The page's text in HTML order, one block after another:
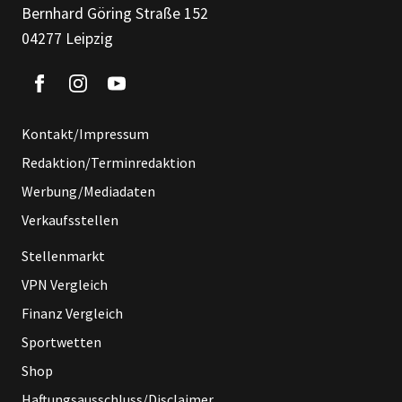
Bernhard Göring Straße 152
04277 Leipzig
Kontakt/Impressum
Redaktion/Terminredaktion
Werbung/Mediadaten
Verkaufsstellen
Stellenmarkt
VPN Vergleich
Finanz Vergleich
Sportwetten
Shop